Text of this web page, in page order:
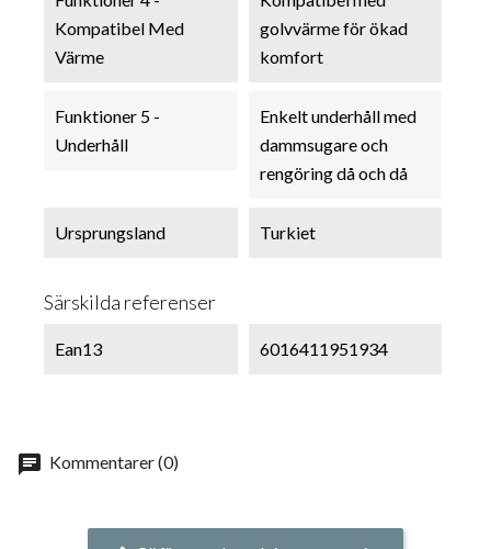
Kompatibel Med
Värme
golvvärme för ökad
komfort
Funktioner 5 -
Underhåll
Enkelt underhåll med
dammsugare och
rengöring då och då
Ursprungsland Turkiet
Särskilda referenser
Ean13 6016411951934
chat Kommentarer (0)